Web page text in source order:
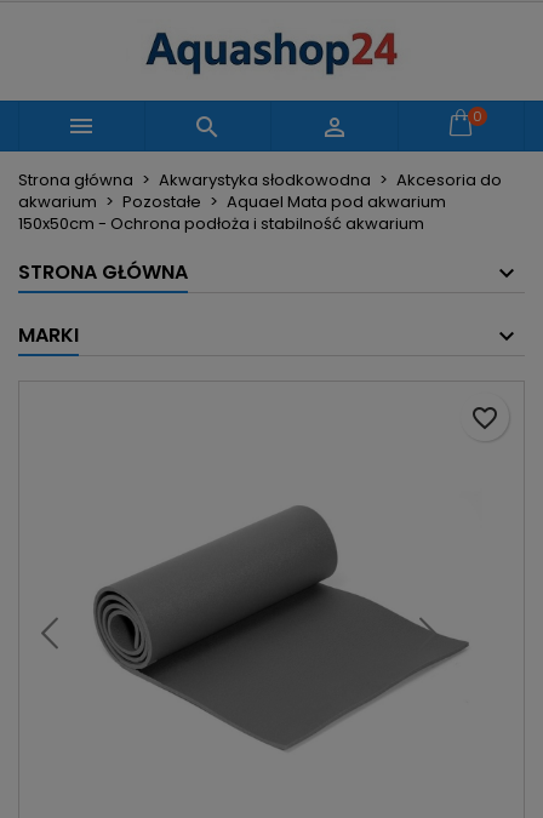
   0
Strona główna Akwarystyka słodkowodna
Akcesoria do
akwarium
Pozostałe
Aquael Mata pod akwarium
150x50cm - Ochrona podłoża i stabilność akwarium
STRONA GŁÓWNA
MARKI
favorite_border
Moje listy życzeń
add_circle_outline Utwórz nową listę
Utwórz listę życzeń
Nazwa listy życzeń
Zaloguj się
Musisz być zalogowany by zapisać produkty na
swojej liście życzeń.
Anuluj Zaloguj się